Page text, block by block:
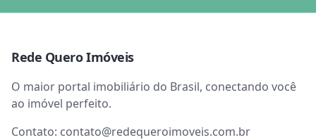
Rede Quero Imóveis
O maior portal imobiliário do Brasil, conectando você
ao imóvel perfeito.
Contato: contato@redequeroimoveis.com.br